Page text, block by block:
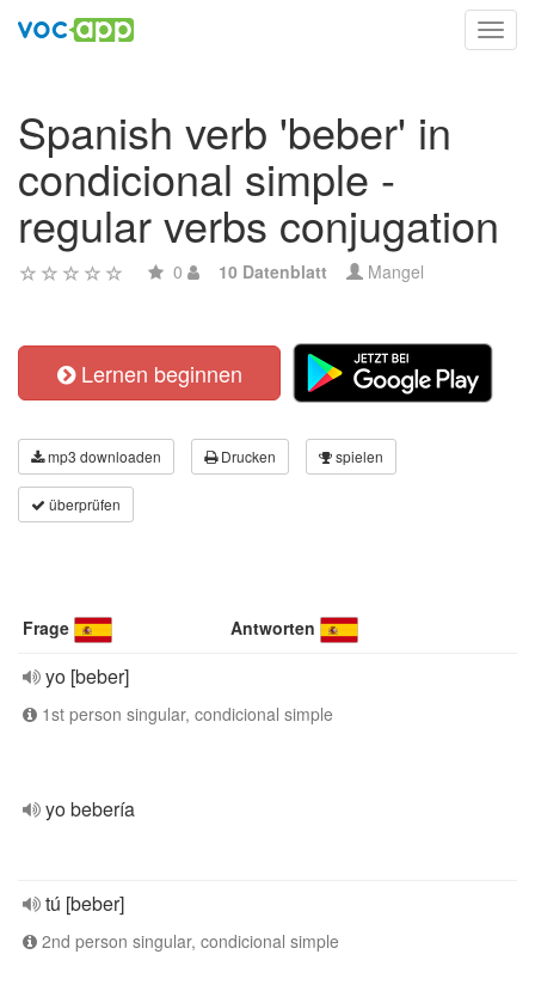
Spanish verb 'beber' in
condicional simple -
regular verbs conjugation
0 10 Datenblatt Mangel
Lernen beginnen
mp3 downloaden Drucken spielen
überprüfen
Frage Antworten
yo [beber]
1st person singular, condicional simple
yo bebería
tú [beber]
2nd person singular, condicional simple